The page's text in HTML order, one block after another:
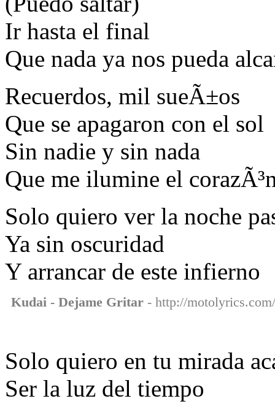
Ir hasta el final
Que nada ya nos pueda
Recuerdos, mil sueÃ±os
Que se apagaron con el sol
Sin nadie y sin nada
Que me ilumine el
Solo quiero ver la noche
Ya sin oscuridad
Y arrancar de este infierno
Kudai - Dejame Gritar - http://
Solo quiero en tu mirada
Ser la luz del tiempo